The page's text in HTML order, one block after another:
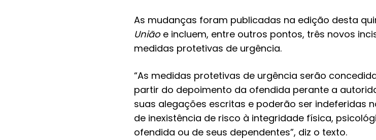
As mudanças foram publicadas na edição desta
Uniãoe incluem, entre outros pontos, três novos
medidas protetivas de urgência.
“As medidas protetivas de urgência serão
partir do depoimento da ofendida perante a
suas alegações escritas e poderão ser indeferidas
de inexistência de risco à integridade física,
ofendida ou de seus dependentes”, diz o texto.